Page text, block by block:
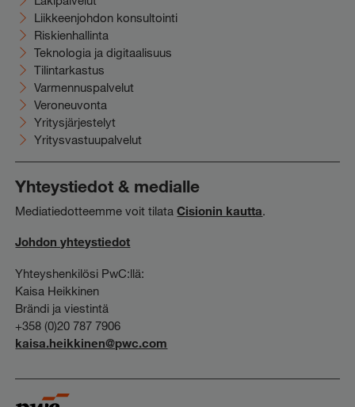
Liikkeenjohdon konsultointi
Riskienhallinta
Teknologia ja digitaalisuus
Tilintarkastus
Varmennuspalvelut
Veroneuvonta
Yritysjärjestelyt
Yritysvastuupalvelut
Yhteystiedot & medialle
Mediatiedotteemme voit tilataCisionin kautta.
Johdon yhteystiedot
Yhteyshenkilösi PwC:llä:
Kaisa Heikkinen
Brändi ja viestintä
+358 (0)20 787 7906
kaisa.heikkinen@pwc.com